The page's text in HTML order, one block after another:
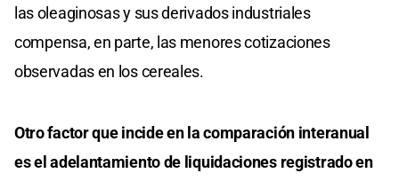
las oleaginosas y sus derivados industriales
compensa, en parte, las menores cotizaciones
observadas en los cereales.
Otro factor que incide en la comparación interanual
es el adelantamiento de liquidaciones registrado en